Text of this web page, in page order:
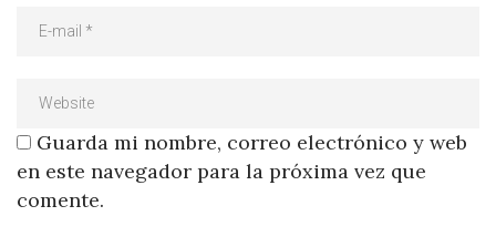
Guarda mi nombre, correo electrónico y web
en este navegador para la próxima vez que
comente.